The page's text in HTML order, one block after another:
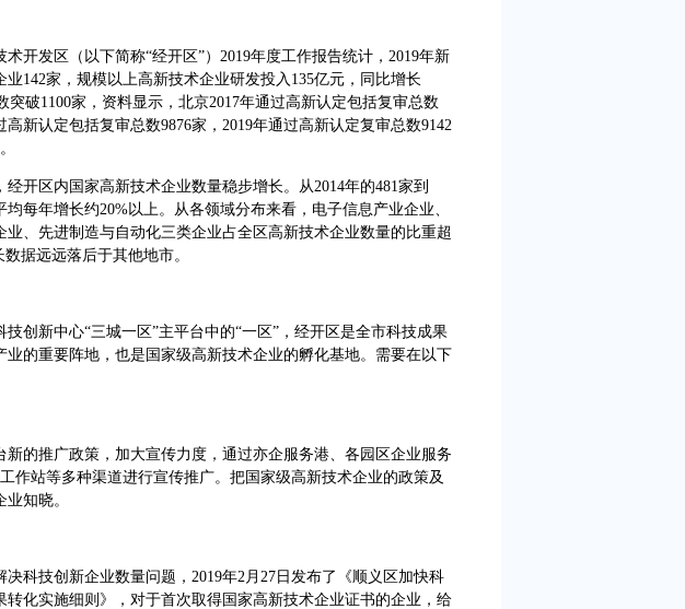
发区（以下简称“经开区”）2019年度工作报告统计，2019年新
业142家，规模以上高新技术企业研发投入135亿元，同比增长
突破1100家，资料显示，北京2017年通过高新认定包括复审总数
高新认定包括复审总数9876家，2019年通过高新认定复审总数9142
区内国家高新技术企业数量稳步增长。从2014年的481家到
均每年增长约20%以上。从各领域分布来看，电子信息产业企业、
业、先进制造与自动化三类企业占全区高新技术企业数量的比重超
据远远落后于其他地市。
新中心“三城一区”主平台中的“一区”，经开区是全市科技成果
业的重要阵地，也是国家级高新技术企业的孵化基地。需要在以下
推广政策，加大宣传力度，通过亦企服务港、各园区企业服务
作站等多种渠道进行宣传推广。把国家级高新技术企业的政策及
知晓。
技创新企业数量问题，2019年2月27日发布了《顺义区加快科
转化实施细则》，对于首次取得国家高新技术企业证书的企业，给